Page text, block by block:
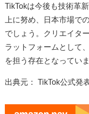
TikTokは今後も技術革
上に努め、日本市場で
でしょう。クリエイタ
ラットフォームとして
を担う存在となっていま
出典元： TikTok公式発